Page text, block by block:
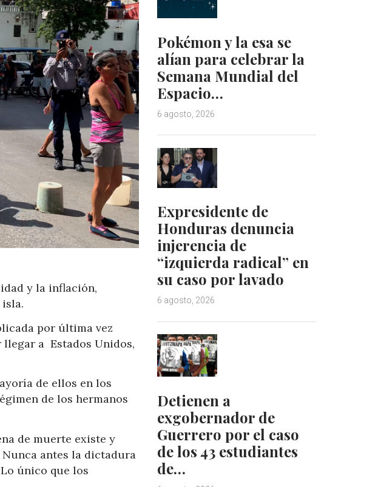
y la inflación,
por última vez
a Estados Unidos,
de ellos en los
de los hermanos
de muerte existe y
antes la dictadura
único que los
Pokémon y la esa se
alían para celebrar la
Semana Mundial del
Espacio…
6 agosto, 2026
Expresidente de
Honduras denuncia
injerencia de
“izquierda radical” en
su caso por lavado
6 agosto, 2026
Detienen a
exgobernador de
Guerrero por el caso
de los 43 estudiantes
de…